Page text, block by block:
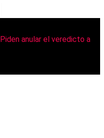
Piden anular el veredicto a